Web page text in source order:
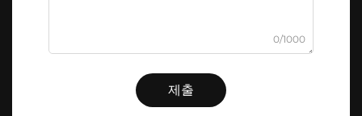
0/1000
제출